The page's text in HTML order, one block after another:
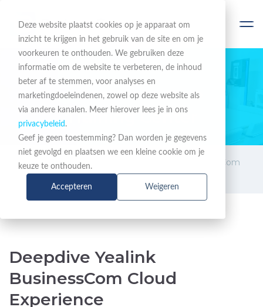
Deze website plaatst cookies op je apparaat om
inzicht te krijgen in het gebruik van de site en om je
voorkeuren te onthouden. We gebruiken deze
informatie om de website te verbeteren, de inhoud
beter af te stemmen, voor analyses en
marketingdoeleindenen, zowel op deze website als
via andere kanalen. Meer hierover lees je in ons
privacybeleid .
Geef je geen toestemming? Dan worden je gegevens
niet gevolgd en plaatsen we een kleine cookie om je
keuze te onthouden.
Accepteren Weigeren
EEN COMPLEET PORTFOLIO
Training Center
Training
Deepdive Yealink BusinessCom
Cloud Experience
Deepdive Yealink
BusinessCom Cloud
Experience